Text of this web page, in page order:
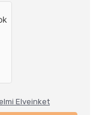
Elveinket